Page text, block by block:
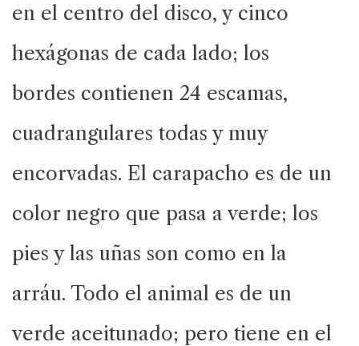
en el centro del disco, y cinco
hexágonas de cada lado; los
bordes contienen 24 escamas,
cuadrangulares todas y muy
encorvadas. El carapacho es de un
color negro que pasa a verde; los
pies y las uñas son como en la
arráu. Todo el animal es de un
verde aceitunado; pero tiene en el